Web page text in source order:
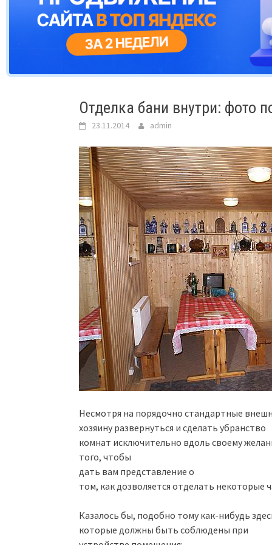
Отделка бани внутри: фото
23.11.2014 admin
Несмотря на порядочно стандартные
хозяину развернуться и сделать убранство
комнат исключительно вдоль своему
того, чтобы
дать вам представление о
том, как дозволяется отделать некоторые
Казалось бы, подобно тому как-нибудь
которые должны быть соблюдены при